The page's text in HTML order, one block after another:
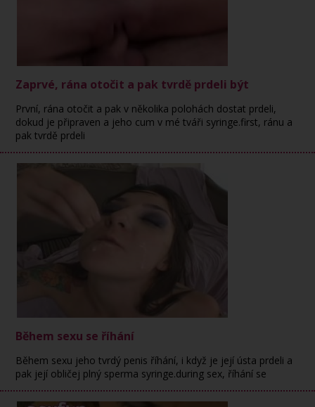
Zaprvé, rána otočit a pak tvrdě prdeli být
První, rána otočit a pak v několika polohách dostat prdeli,
dokud je připraven a jeho cum v mé tváři syringe.first, ránu a
pak tvrdě prdeli
Během sexu se říhání
Během sexu jeho tvrdý penis říhání, i když je její ústa prdeli a
pak její obličej plný sperma syringe.during sex, říhání se